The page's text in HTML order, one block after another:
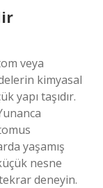
veya
kimyasal
yapı taşıdır.
yaşamış
nesne
deneyin.